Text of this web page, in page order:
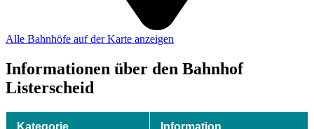
Alle Bahnhöfe auf der Karte anzeigen
Informationen über den Bahnhof
Listerscheid
Kategorie Information